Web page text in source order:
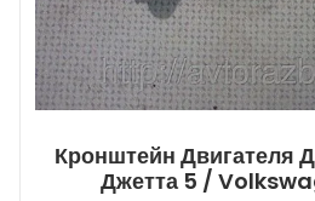
Кронштейн Двигателя
Джетта 5 /